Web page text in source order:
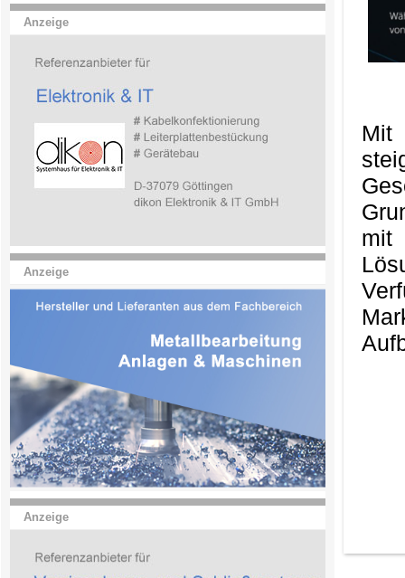
Anzeige
Anzeige
Anzeige
Mit
mit